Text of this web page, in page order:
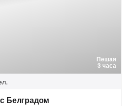
Пешая
3 часа
Белградом